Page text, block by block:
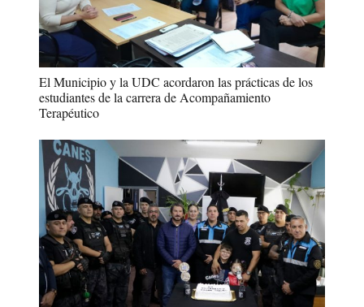
El Municipio y la UDC acordaron las prácticas de los
estudiantes de la carrera de Acompañamiento
Terapéutico